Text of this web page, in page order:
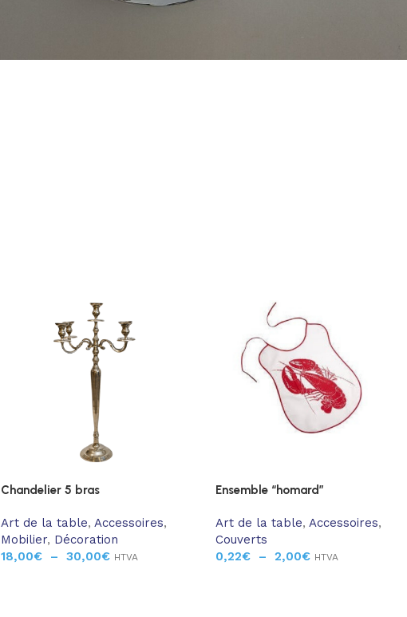
Chandelier 5 bras
Art de la table, Accessoires,
Mobilier, Décoration
18,00€ – 30,00€ HTVA
Ensemble “homard”
Art de la table, Accessoires,
Couverts
0,22€ – 2,00€ HTVA